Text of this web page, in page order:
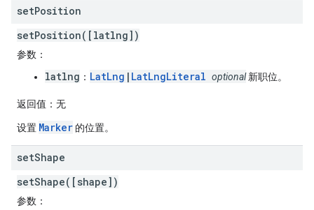
setPosition
setPosition([latlng])
参数 ：
latlng ： LatLng | LatLngLiteral optional新职位。
返回值 ：无
设置 Marker 的位置。
setShape
setShape([shape])
参数 ：